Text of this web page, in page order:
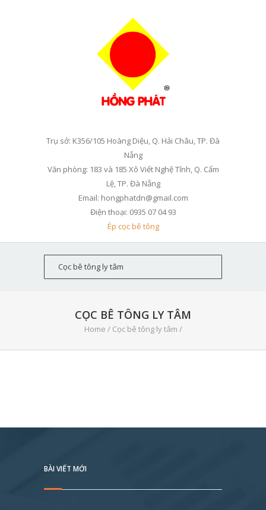
Trụ sở: K356/105 Hoàng Diệu, Q. Hải Châu, TP. Đà
Nẵng
Văn phòng: 183 và 185 Xô Viết Nghệ Tĩnh, Q. Cẩm
Lệ, TP. Đà Nẵng
Email: hongphatdn@gmail.com
Điện thoại: 0935 07 04 93
Ép cọc bê tông
CỌC BÊ TÔNG LY TÂM
Home / Cọc bê tông ly tâm /
BÀI VIẾT MỚI